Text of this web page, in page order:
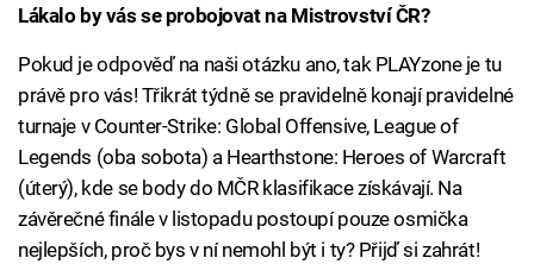
Lákalo by vás se probojovat na Mistrovství ČR?
Pokud je odpověď na naši otázku ano, tak PLAYzone je tu
právě pro vás! Třikrát týdně se pravidelně konají pravidelné
turnaje v Counter-Strike: Global Offensive, League of
Legends (oba sobota) a Hearthstone: Heroes of Warcraft
(úterý), kde se body do MČR klasifikace získávají. Na
závěrečné finále v listopadu postoupí pouze osmička
nejlepších, proč bys v ní nemohl být i ty? Přijď si zahrát!